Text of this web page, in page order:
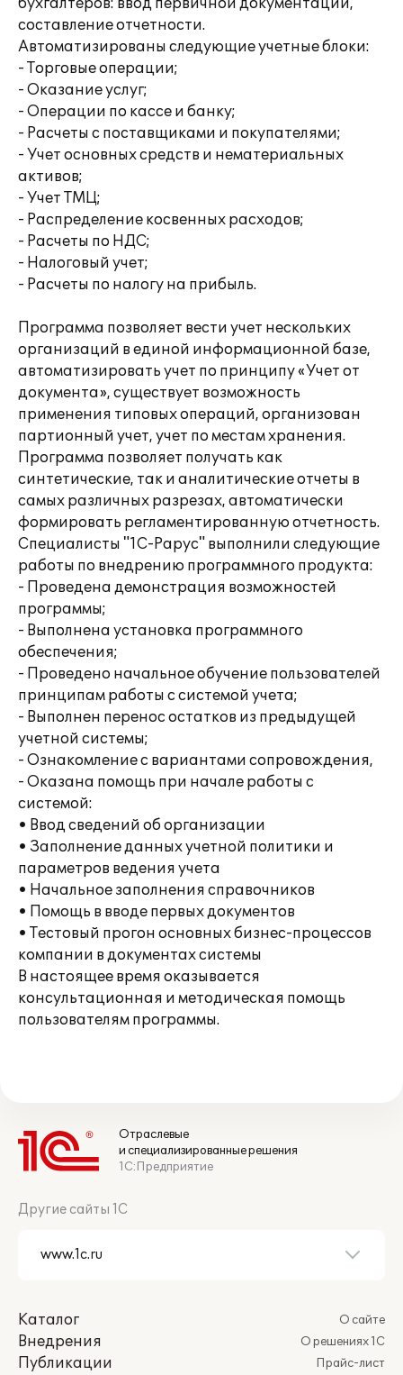
бухгалтеров: ввод первичной документации,
составление отчетности.
Автоматизированы следующие учетные блоки:
- Торговые операции;
- Оказание услуг;
- Операции по кассе и банку;
- Расчеты с поставщиками и покупателями;
- Учет основных средств и нематериальных
активов;
- Учет ТМЦ;
- Распределение косвенных расходов;
- Расчеты по НДС;
- Налоговый учет;
- Расчеты по налогу на прибыль.
Программа позволяет вести учет нескольких
организаций в единой информационной базе,
автоматизировать учет по принципу «Учет от
документа», существует возможность
применения типовых операций, организован
партионный учет, учет по местам хранения.
Программа позволяет получать как
синтетические, так и аналитические отчеты в
самых различных разрезах, автоматически
формировать регламентированную отчетность.
Специалисты "1С-Рарус" выполнили следующие
работы по внедрению программного продукта:
- Проведена демонстрация возможностей
программы;
- Выполнена установка программного
обеспечения;
- Проведено начальное обучение пользователей
принципам работы с системой учета;
- Выполнен перенос остатков из предыдущей
учетной системы;
- Ознакомление с вариантами сопровождения,
- Оказана помощь при начале работы с
системой:
• Ввод сведений об организации
• Заполнение данных учетной политики и
параметров ведения учета
• Начальное заполнения справочников
• Помощь в вводе первых документов
• Тестовый прогон основных бизнес-процессов
компании в документах системы
В настоящее время оказывается
консультационная и методическая помощь
пользователям программы.
Отраслевые
и специализированные решения
1С:Предприятие
Другие сайты 1С
Каталог
Внедрения
Публикации
О сайте
О решениях 1С
Прайс-лист